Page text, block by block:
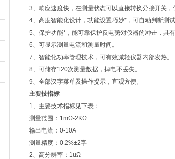
3、响应速度快，在测量状态可以直接转换分接开关
4、高度智能化设计，功能设置巧妙*，可自动判断测
5、保护功能*，能可靠保护反电势对仪器的冲击，具
6、可显示测量电流和测量时间。
7、智能化功率管理技术，可有效减轻仪器内部发热。
8、可储存120次测量数据，掉电不丢失。
9、全部汉字菜单及操作提示，直观方便。
主要技指标
1、主要技术指标见下表：
测量范围：1mΩ-2KΩ
输出电流：0-10A
测量精度：0.2%±2字
2、高分辨率：1uΩ